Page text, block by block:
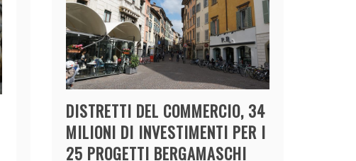
DISTRETTI DEL COMMERCIO, 34
MILIONI DI INVESTIMENTI PER I
25 PROGETTI BERGAMASCHI